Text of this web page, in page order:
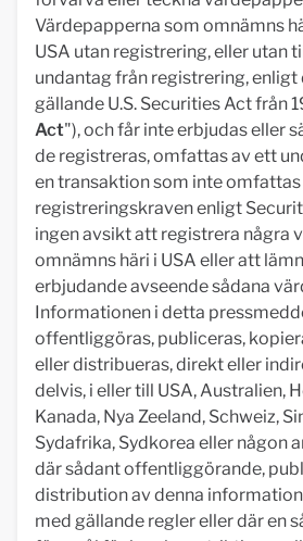
Värdepapperna som omnämns
USA utan registrering, eller utan
undantag från registrering, enligt
gällande U.S. Securities Act från
Act"), och får inte erbjudas eller
de registreras, omfattas av ett
en transaktion som inte omfattas
registreringskraven enligt
ingen avsikt att registrera några
omnämns häri i USA eller att
erbjudande avseende sådana
Informationen i detta
offentliggöras, publiceras,
eller distribueras, direkt eller
delvis, i eller till USA, Australien,
Kanada, Nya Zeeland, Schweiz,
Sydafrika, Sydkorea eller någon
där sådant offentliggörande,
distribution av denna
med gällande regler eller där en